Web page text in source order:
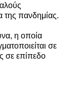
της πανδημίας.
η οποία
σε
σε επίπεδο